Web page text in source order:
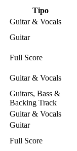
Tipo
Guitar & Vocals
Guitar
Full Score
Guitar & Vocals
Guitars, Bass &
Backing Track
Guitar & Vocals
Guitar
Full Score